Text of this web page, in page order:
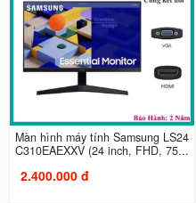
Màn hình máy tính Samsung LS24
C310EAEXXV (24 inch, FHD, 75...
2.400.000 đ